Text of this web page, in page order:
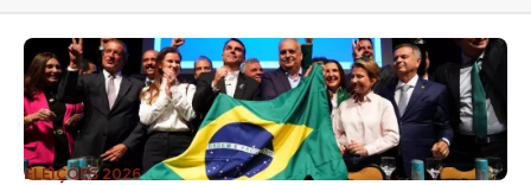
ELEIÇÕES 2026